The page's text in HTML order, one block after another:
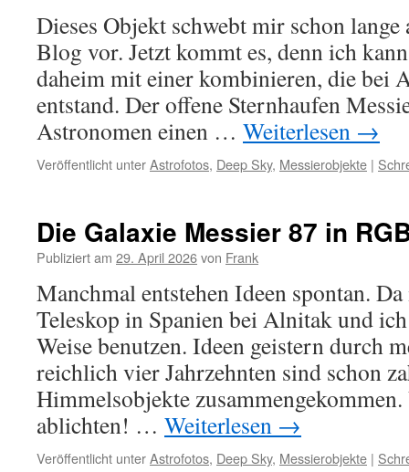
Dieses Objekt schwebt mir schon
Blog vor. Jetzt kommt es, denn ich
daheim mit einer kombinieren, die bei
entstand. Der offene Sternhaufen
Astronomen einen … Weiterlesen →
Veröffentlicht unterAstrofotos, Deep Sky, Messierobjekte |
Die Galaxie Messier 87 in
Publiziert am 29. April 2026von Frank
Manchmal entstehen Ideen spontan.
Teleskop in Spanien bei Alnitak und
Weise benutzen. Ideen geistern durch
reichlich vier Jahrzehnten sind schon
Himmelsobjekte
ablichten! … Weiterlesen →
Veröffentlicht unterAstrofotos, Deep Sky, Messierobjekte |